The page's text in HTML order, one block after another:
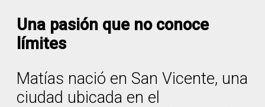
Una pasión que no conoce
límites
Matías nació en San Vicente, una
ciudad ubicada en el